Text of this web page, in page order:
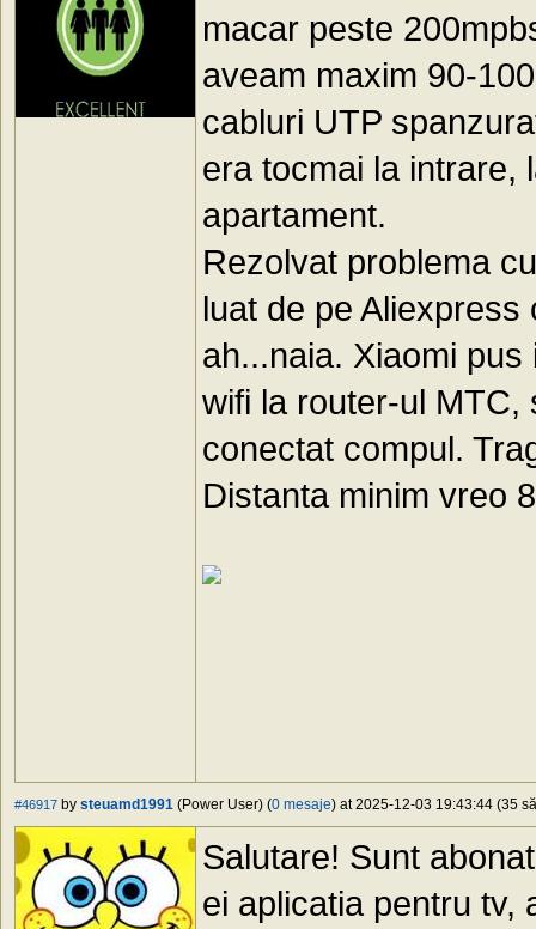
macar peste
aveam maxim 90-
cabluri UTP
era tocmai la intrare,
apartament.
Rezolvat problema
luat de pe
ah...naia. Xiaomi
wifi la router-ul MTC,
conectat compul.
Distanta minim vreo
#46917 by steuamd1991 (Power User) (0 mesaje) at 2025-12-03 19:43:44 (35
Salutare! Sunt
ei aplicatia pentru tv,